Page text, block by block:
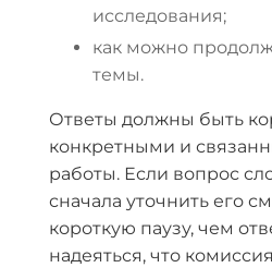
исследования;
как можно
темы.
Ответы должны быть
конкретными и
работы. Если вопрос
сначала уточнить его
короткую паузу, чем
надеяться, что